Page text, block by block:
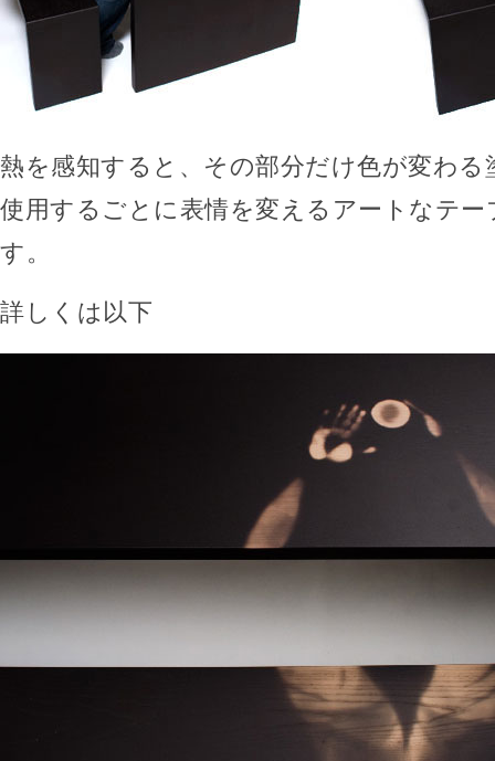
熱を感知すると、その部分だけ色が変わる
使用するごとに表情を変えるアートなテ
す。
詳しくは以下